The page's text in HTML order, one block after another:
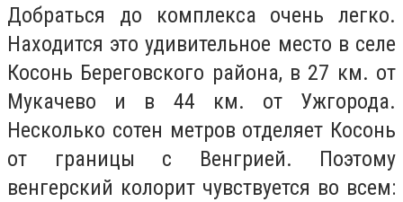
Добраться до комплекса очень легко.
Находится это удивительное место в селе
Косонь Береговского района, в 27 км. от
Мукачево и в 44 км. от Ужгорода.
Несколько сотен метров отделяет Косонь
от границы с Венгрией. Поэтому
венгерский колорит чувствуется во всем: